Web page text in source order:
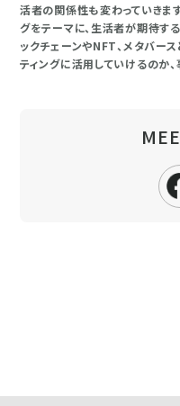
活者の関係性も変わっていきま
グをテーマに、生活者が期待す
ックチェーンやNFT、メタバー
ティングに活用していけるのか